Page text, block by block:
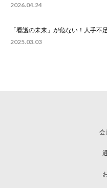
2026.04.24
「看護の未来」が危ない！人手不
2025.03.03
会